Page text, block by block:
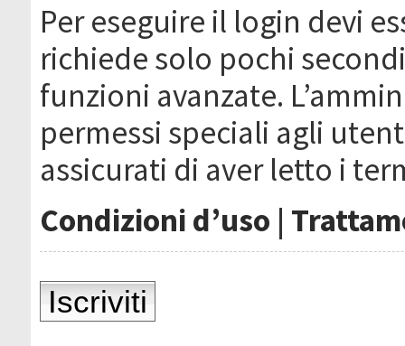
Per eseguire il login devi
richiede solo pochi
funzioni avanzate.
permessi speciali agli
assicurati di aver letto i
Condizioni d’uso |
Iscriviti